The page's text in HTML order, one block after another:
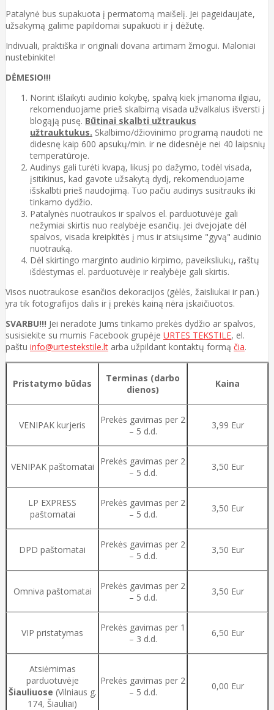
Patalynė bus supakuota į permatomą maišelį. Jei pageidaujate,
užsakymą galime papildomai supakuoti ir į dėžutę.
Indivuali, praktiška ir originali dovana artimam žmogui. Maloniai
nustebinkite!
DĖMESIO!!!
Norint išlaikyti audinio kokybę, spalvą kiek įmanoma ilgiau,
rekomenduojame prieš skalbimą visada užvalkalus išversti į
blogąją pusę. Būtinai skalbti užtraukus
užtrauktukus. Skalbimo/džiovinimo programą naudoti ne
didesnę kaip 600 apsukų/min. ir ne didesnėje nei 40 laipsnių
temperatūroje.
Audinys gali turėti kvapą, likusį po dažymo, todėl visada,
įsitikinus, kad gavote užsakytą dydį, rekomenduojame
išskalbti prieš naudojimą. Tuo pačiu audinys susitrauks iki
tinkamo dydžio.
Patalynės nuotraukos ir spalvos el. parduotuvėje gali
nežymiai skirtis nuo realybėje esančių. Jei dvejojate dėl
spalvos, visada kreipkitės į mus ir atsiųsime "gyvą" audinio
nuotrauką.
Dėl skirtingo marginto audinio kirpimo, paveiksliukų, raštų
išdėstymas el. parduotuvėje ir realybėje gali skirtis.
Visos nuotraukose esančios dekoracijos (gėlės, žaisliukai ir pan.)
yra tik fotografijos dalis ir į prekės kainą nėra įskaičiuotos.
SVARBU!!! Jei neradote Jums tinkamo prekės dydžio ar spalvos,
susisiekite su mumis Facebook grupėje URTES TEKSTILE, el.
paštu info@urtestekstile.lt arba užpildant kontaktų formą čia.
Pristatymo būdas
Terminas (darbo
dienos)
Kaina
VENIPAK kurjeris
Prekės gavimas per 2
– 5 d.d.
3,99 Eur
VENIPAK paštomatai
Prekės gavimas per 2
– 5 d.d.
3,50 Eur
LP EXPRESS
paštomatai
Prekės gavimas per 2
– 5 d.d.
3,50 Eur
DPD paštomatai
Prekės gavimas per 2
– 5 d.d.
3,50 Eur
Omniva paštomatai
Prekės gavimas per 2
– 5 d.d.
3,50 Eur
VIP pristatymas
Prekės gavimas per 1
– 3 d.d.
6,50 Eur
Atsiėmimas
parduotuvėje
Šiauliuose (Vilniaus g.
174, Šiauliai)
Prekės gavimas per 2
– 5 d.d.
0,00 Eur